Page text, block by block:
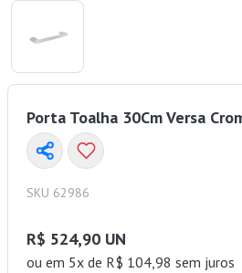
Porta Toalha 30Cm Versa
SKU 62986
R$ 524,90 UN
ou em 5x de R$ 104,98 sem juros